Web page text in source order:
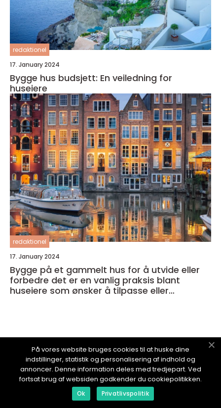
redaktionel
17. January 2024
Bygge hus budsjett: En veiledning for
huseiere
redaktionel
17. January 2024
Bygge på et gammelt hus for å utvide eller
forbedre det er en vanlig praksis blant
huseiere som ønsker å tilpasse eller
NYTTOMBOLIG.no
På vores website bruges cookies til at huske dine
indstillinger, statistik og personalisering af indhold og
annoncer. Denne information deles med tredjepart. Ved
fortsat brug af websiden godkender du cookiepolitikken.
Ok Privatlivspolitik